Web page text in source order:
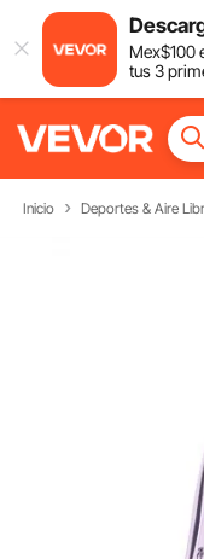
Mex$100
tus 3
Inicio Deportes & Aire